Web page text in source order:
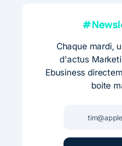
Chaque mardi,
d'actus
Ebusiness
boite